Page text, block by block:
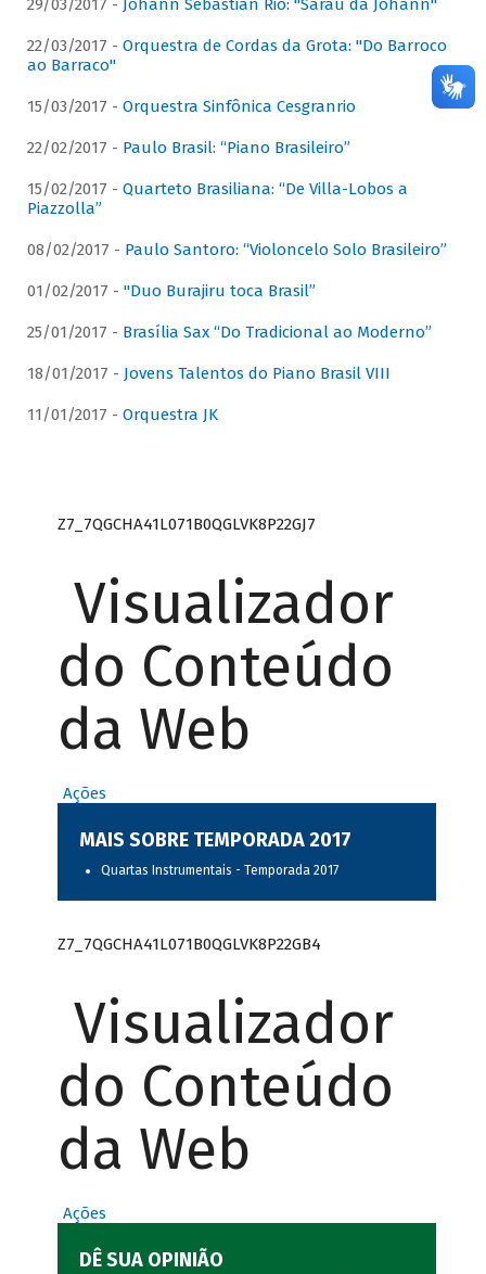
29/03/2017 - Johann Sebastian Rio: "Sarau da Johann"
22/03/2017 - Orquestra de Cordas da Grota: "Do Barroco
ao Barraco"
15/03/2017 - Orquestra Sinfônica Cesgranrio
22/02/2017 - Paulo Brasil: “Piano Brasileiro”
15/02/2017 - Quarteto Brasiliana: “De Villa-Lobos a
Piazzolla”
08/02/2017 - Paulo Santoro: “Violoncelo Solo Brasileiro”
01/02/2017 - "Duo Burajiru toca Brasil”
25/01/2017 - Brasília Sax “Do Tradicional ao Moderno”
18/01/2017 - Jovens Talentos do Piano Brasil VIII
11/01/2017 - Orquestra JK
Z7_7QGCHA41L071B0QGLVK8P22GJ7
Visualizador
do Conteúdo
da Web
Ações
MAIS SOBRE TEMPORADA 2017
Quartas Instrumentais - Temporada 2017
Z7_7QGCHA41L071B0QGLVK8P22GB4
Visualizador
do Conteúdo
da Web
Ações
DÊ SUA OPINIÃO